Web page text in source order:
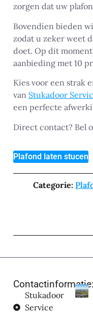
zorgen dat uw
Bovendien bieden
zodat u zeker weet
doet. Op dit
aanbieding met 10
Kies voor een strak
van Stukadoor
een perfecte
Direct contact? Bel
Plafond laten stucen
Categorie:
Contactinformatie:
Stukadoor
Service